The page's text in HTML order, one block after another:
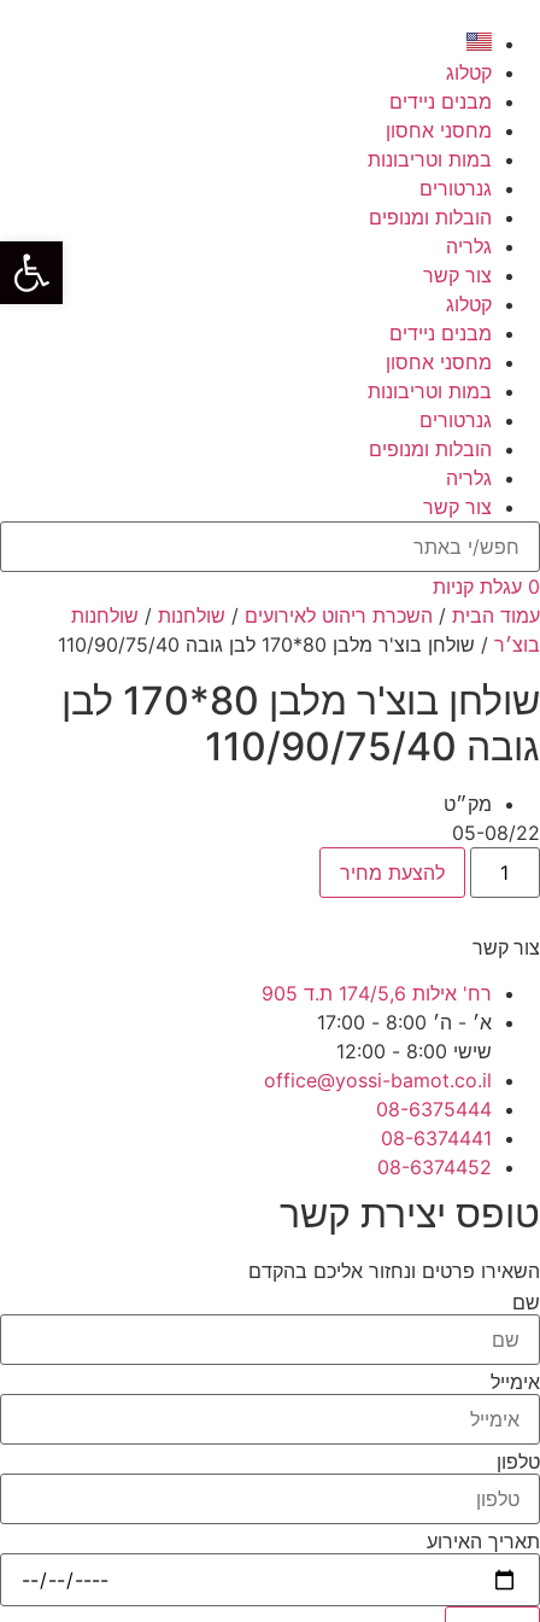
קטלוג
מבנים ניידים
מחסני אחסון
במות וטריבונות
גנרטורים
הובלות ומנופים
גלריה
צור קשר
קטלוג
מבנים ניידים
מחסני אחסון
במות וטריבונות
גנרטורים
הובלות ומנופים
גלריה
צור קשר
Search
0 עגלת קניות
עמוד הבית / השכרת ריהוט לאירועים / שולחנות / שולחנות
בוצ׳ר / שולחן בוצ'ר מלבן 80*170 לבן גובה 110/90/75/40
שולחן בוצ'ר מלבן 80*170 לבן
גובה 110/90/75/40
מק״ט
05-08/22
כמות
שולחן
80*170
גובה
110/90/75/40
להצעת מחיר
צור קשר
רח' אילות 174/5,6 ת.ד 905
א׳ - ה׳ 8:00 - 17:00
שישי 8:00 - 12:00
office@yossi-bamot.co.il
08-6375444
08-6374441
08-6374452
טופס יצירת קשר
השאירו פרטים ונחזור אליכם בהקדם
שם
אימייל
טלפון
תאריך האירוע
פתח